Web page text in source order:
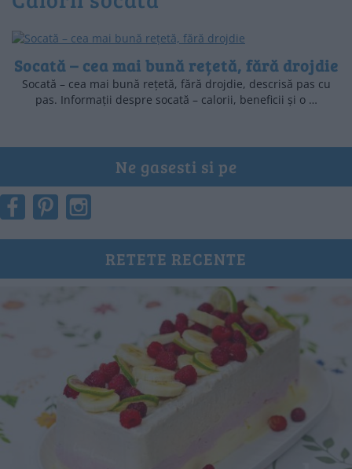
Socată – cea mai bună rețetă, fără drojdie
Socată – cea mai bună rețetă, fără drojdie, descrisă pas cu
pas. Informații despre socată – calorii, beneficii și o …
Ne gasesti si pe
RETETE RECENTE